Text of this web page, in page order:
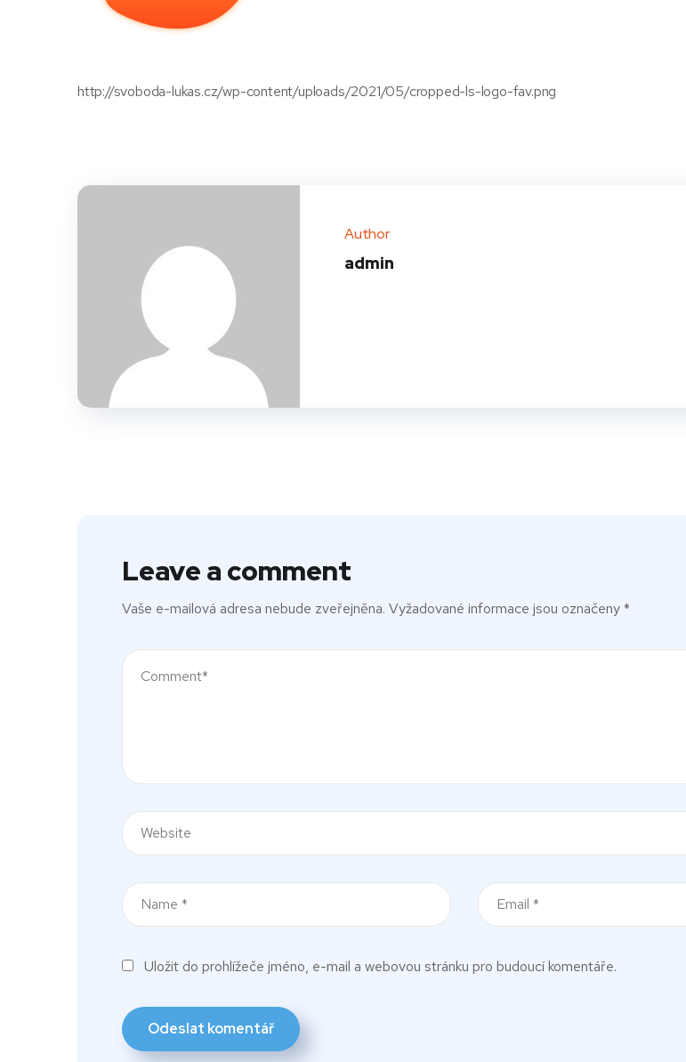
http://svoboda-lukas.cz/wp-content/uploads/2021/05/cropped-ls-logo-fav.png
Author
admin
Leave a comment
Vaše e-mailová adresa nebude zveřejněna. Vyžadované informace jsou označeny*
Uložit do prohlížeče jméno, e-mail a webovou stránku pro budoucí komentáře.